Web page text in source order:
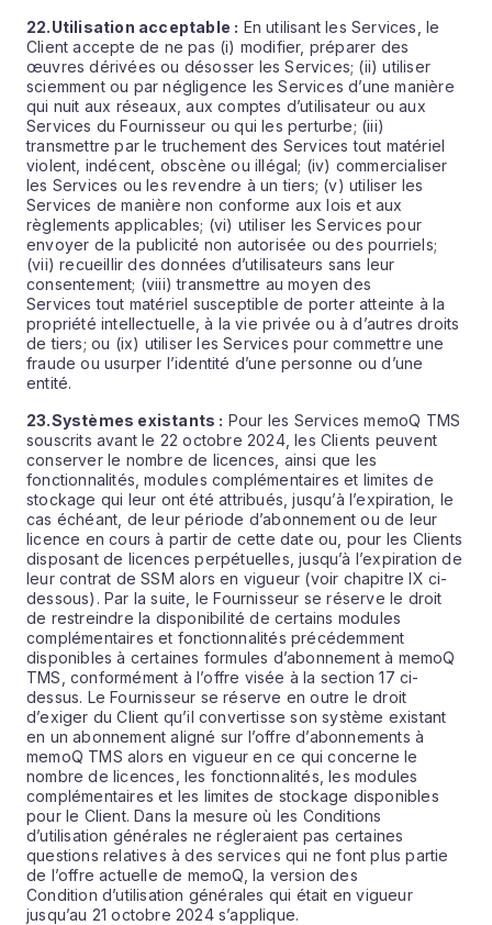
22.Utilisation acceptable : En utilisant les Services, le
Client accepte de ne pas (i) modifier, préparer des
œuvres dérivées ou désosser les Services; (ii) utiliser
sciemment ou par négligence les Services d’une manière
qui nuit aux réseaux, aux comptes d’utilisateur ou aux
Services du Fournisseur ou qui les perturbe; (iii)
transmettre par le truchement des Services tout matériel
violent, indécent, obscène ou illégal; (iv) commercialiser
les Services ou les revendre à un tiers; (v) utiliser les
Services de manière non conforme aux lois et aux
règlements applicables; (vi) utiliser les Services pour
envoyer de la publicité non autorisée ou des pourriels;
(vii) recueillir des données d’utilisateurs sans leur
consentement; (viii) transmettre au moyen des
Services tout matériel susceptible de porter atteinte à la
propriété intellectuelle, à la vie privée ou à d’autres droits
de tiers; ou (ix) utiliser les Services pour commettre une
fraude ou usurper l’identité d’une personne ou d’une
entité.
23.Systèmes existants : Pour les Services memoQ TMS
souscrits avant le 22 octobre 2024, les Clients peuvent
conserver le nombre de licences, ainsi que les
fonctionnalités, modules complémentaires et limites de
stockage qui leur ont été attribués, jusqu’à l’expiration, le
cas échéant, de leur période d’abonnement ou de leur
licence en cours à partir de cette date ou, pour les Clients
disposant de licences perpétuelles, jusqu’à l’expiration de
leur contrat de SSM alors en vigueur (voir chapitre IX ci-
dessous). Par la suite, le Fournisseur se réserve le droit
de restreindre la disponibilité de certains modules
complémentaires et fonctionnalités précédemment
disponibles à certaines formules d’abonnement à memoQ
TMS, conformément à l’offre visée à la section 17 ci-
dessus. Le Fournisseur se réserve en outre le droit
d’exiger du Client qu’il convertisse son système existant
en un abonnement aligné sur l’offre d’abonnements à
memoQ TMS alors en vigueur en ce qui concerne le
nombre de licences, les fonctionnalités, les modules
complémentaires et les limites de stockage disponibles
pour le Client. Dans la mesure où les Conditions
d’utilisation générales ne régleraient pas certaines
questions relatives à des services qui ne font plus partie
de l’offre actuelle de memoQ, la version des
Condition d’utilisation générales qui était en vigueur
jusqu’au 21 octobre 2024 s’applique.